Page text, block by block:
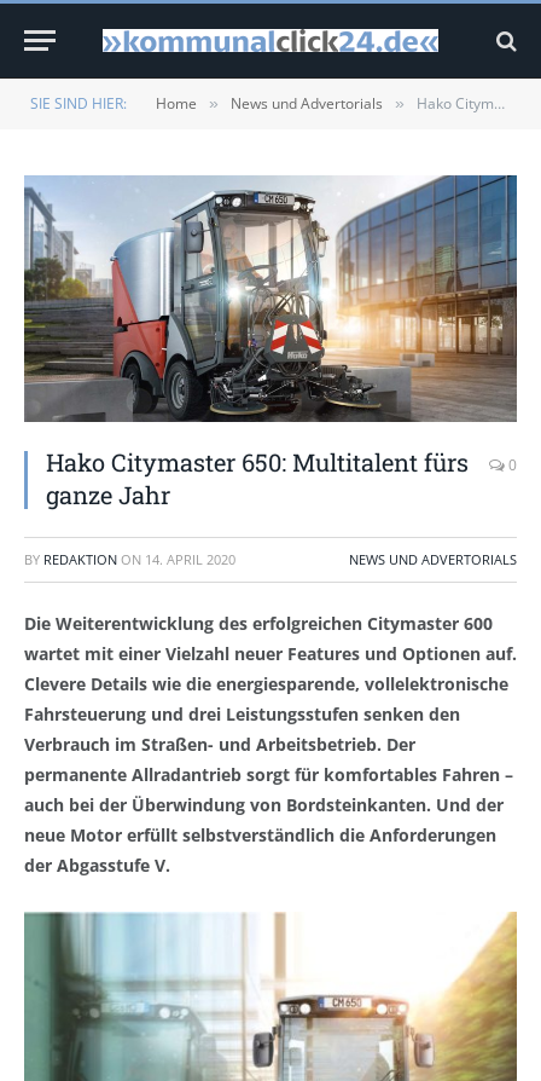
SIE SIND HIER: Home » News und Advertorials » Hako Citymaster 650: Multitalent fürs ganze Jahr
Hako Citymaster 650: Multitalent fürs
ganze Jahr
0
BY REDAKTION ON 14. APRIL 2020 NEWS UND ADVERTORIALS
Die Weiterentwicklung des erfolgreichen Citymaster 600
wartet mit einer Vielzahl neuer Features und Optionen auf.
Clevere Details wie die energiesparende, vollelektronische
Fahrsteuerung und drei Leistungsstufen senken den
Verbrauch im Straßen- und Arbeitsbetrieb. Der
permanente Allradantrieb sorgt für komfortables Fahren –
auch bei der Überwindung von Bordsteinkanten. Und der
neue Motor erfüllt selbstverständlich die Anforderungen
der Abgasstufe V.